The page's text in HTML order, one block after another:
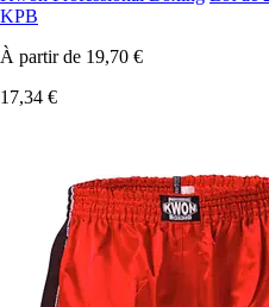
KPB
À partir de 19,70 €
17,34 €